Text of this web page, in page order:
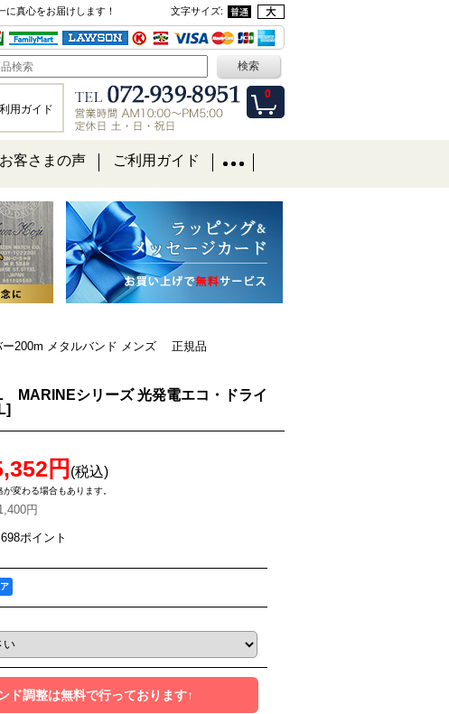
真心をお届けします！ 文字サイズ:
0
用ガイド
お客さまの声 ご利用ガイド
ー200m メタルバンド メンズ 正規品
MARINEシリーズ 光発電エコ・ドライ
]
円 (税込)
変わる場合もあります。
円
ポイント
ド調整は無料で行っております↑